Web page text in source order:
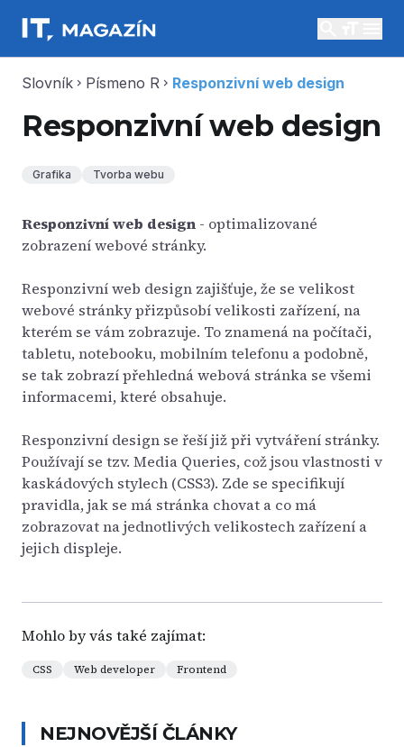
Slovník chevron_right Písmeno R chevron_right Responzivní web design
Responzivní web design
Grafika Tvorba webu
Responzivní web design - optimalizované
zobrazení webové stránky.
Responzivní web design zajišťuje, že se velikost
webové stránky přizpůsobí velikosti zařízení, na
kterém se vám zobrazuje. To znamená na počítači,
tabletu, notebooku, mobilním telefonu a podobně,
se tak zobrazí přehledná webová stránka se všemi
informacemi, které obsahuje.
Responzivní design se řeší již při vytváření stránky.
Používají se tzv. Media Queries, což jsou vlastnosti v
kaskádových stylech (CSS3). Zde se specifikují
pravidla, jak se má stránka chovat a co má
zobrazovat na jednotlivých velikostech zařízení a
jejich displeje.
Mohlo by vás také zajímat:
CSS Web developer Frontend
NEJNOVĚJŠÍ ČLÁNKY